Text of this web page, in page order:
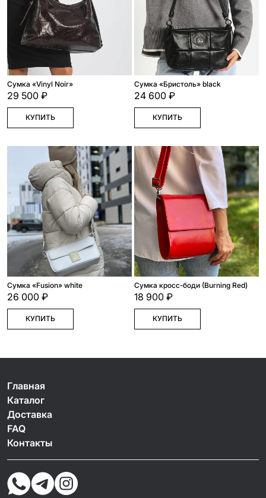
Cумка «Vinyl Noir»
29 500 ₽
КУПИТЬ
Сумка «Бристоль» black
24 600 ₽
КУПИТЬ
Сумка «Fusion» white
26 000 ₽
КУПИТЬ
Сумка кросс-боди (Burning Red)
18 900 ₽
КУПИТЬ
Главная
Каталог
Доставка
FAQ
Контакты